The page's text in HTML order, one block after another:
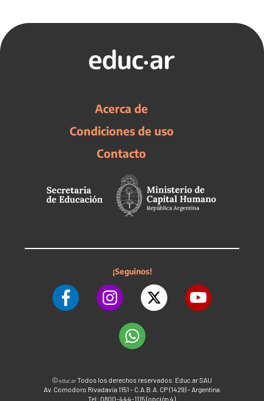
Acerca de
Condiciones de uso
Contacto
¡Seguinos!
©educ.arTodos los derechos reservados. Educ.ar SAU
Av. Comodoro Rivadavia 1151 - C.A.B.A. CP (1429) - Argentina
Tel: 0800-444-1115 (opción 4)